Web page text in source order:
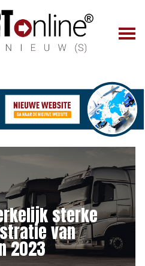
sterke
van
2023